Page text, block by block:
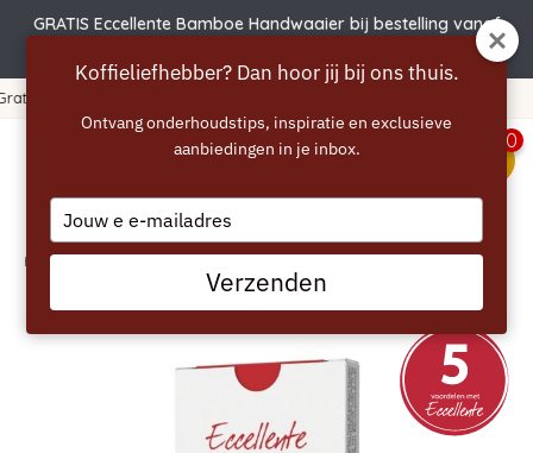
GRATIS Eccellente Bamboe Handwaaier bij bestelling vanaf
0
Home
Koffieliefhebber? Dan hoor jij bij ons thuis.
Ontvang onderhoudstips, inspiratie en exclusieve
aanbiedingen in je inbox.
Type
your
email
Verzenden